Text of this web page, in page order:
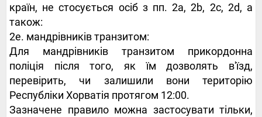
країн, не стосується осіб з пп. 2a, 2b, 2c, 2d, а
також:
2е. мандрівників транзитом:
Для мандрівників транзитом прикордонна
поліція після того, як їм дозволять в'їзд,
перевірить, чи залишили вони територію
Республіки Хорватія протягом 12:00.
Зазначене правило можна застосувати тільки,